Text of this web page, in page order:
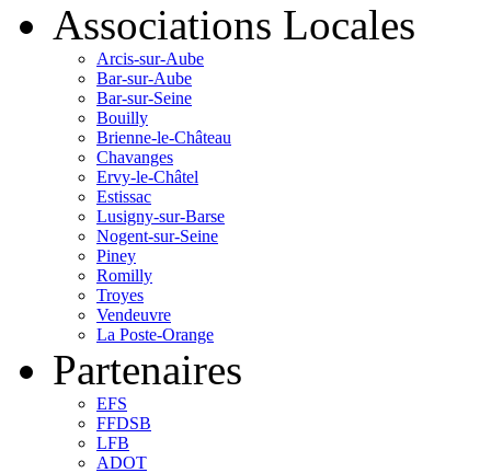
Associations Locales
Arcis-sur-Aube
Bar-sur-Aube
Bar-sur-Seine
Bouilly
Brienne-le-Château
Chavanges
Ervy-le-Châtel
Estissac
Lusigny-sur-Barse
Nogent-sur-Seine
Piney
Romilly
Troyes
Vendeuvre
La Poste-Orange
Partenaires
EFS
FFDSB
LFB
ADOT